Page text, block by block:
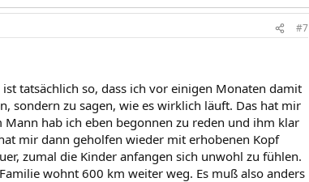
#7
tatsächlich so, dass ich vor einigen Monaten damit
sondern zu sagen, wie es wirklich läuft. Das hat mir
hab ich eben begonnen zu reden und ihm klar
mir dann geholfen wieder mit erhobenen Kopf
zumal die Kinder anfangen sich unwohl zu fühlen.
wohnt 600 km weiter weg. Es muß also anders